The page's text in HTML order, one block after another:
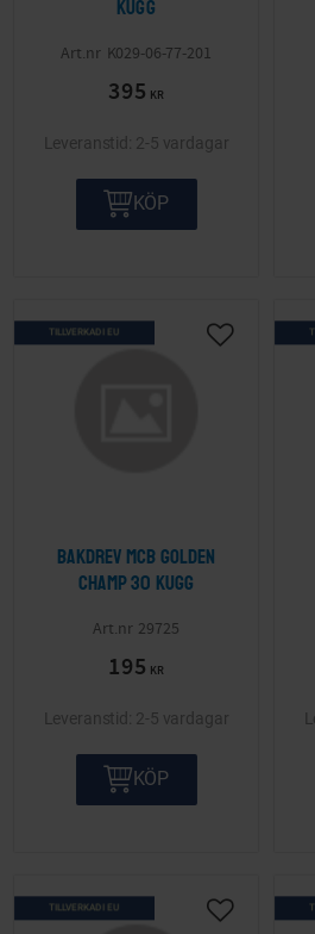
kugg
K029-06-77-201
395 KR
2-5 vardagar
KÖP
Bakdrev MCB Golden
Champ 30 kugg
29725
195 KR
TILLVERKAD I EU
Lägg till i
2-5 vardagar
KÖP
TILLVERKAD I EU
Lägg till i